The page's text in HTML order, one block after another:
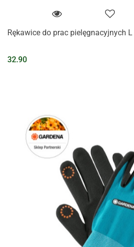
Rękawice do prac pielęgnacyjnych
32.90